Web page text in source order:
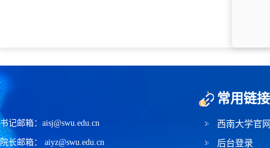
书记邮箱：aisj@swu.edu.cn
院长邮箱： aiyz@swu.edu.cn
常用链接
西南大学官
后台登录